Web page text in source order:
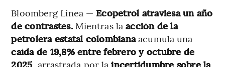
Bloomberg Línea — Ecopetrol atraviesa un año
de contrastes.Mientras laacción de la
petrolera estatal colombianaacumula una
caída de 19,8% entre febrero y octubre de
2025, arrastrada por laincertidumbre sobre la